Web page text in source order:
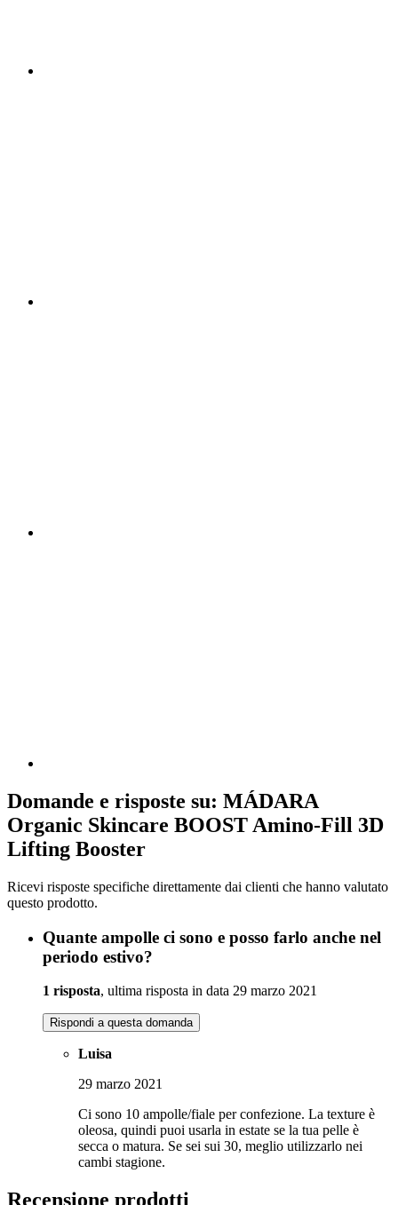
Domande e risposte su: MÁDARA
Organic Skincare BOOST Amino-Fill 3D
Lifting Booster
Ricevi risposte specifiche direttamente dai clienti che hanno valutato
questo prodotto.
Quante ampolle ci sono e posso farlo anche nel
periodo estivo?
1 risposta, ultima risposta in data 29 marzo 2021
Rispondi a questa domanda
Luisa
29 marzo 2021
Ci sono 10 ampolle/fiale per confezione. La texture è
oleosa, quindi puoi usarla in estate se la tua pelle è
secca o matura. Se sei sui 30, meglio utilizzarlo nei
cambi stagione.
Recensione prodotti